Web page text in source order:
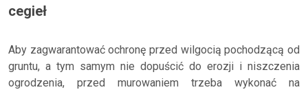
cegieł
Aby zagwarantować ochronę przed wilgocią pochodzącą od
gruntu, a tym samym nie dopuścić do erozji i niszczenia
ogrodzenia, przed murowaniem trzeba wykonać na